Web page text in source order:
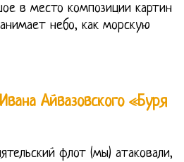
в место композиции картин
небо, как морскую
Айвазовского «Буря
флот (мы) атаковали,